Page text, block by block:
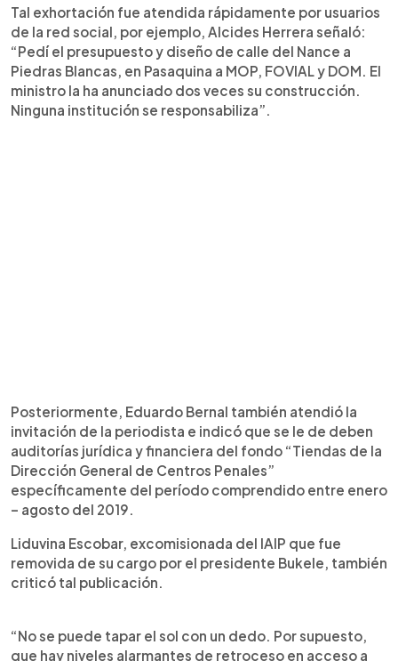
Tal exhortación fue atendida rápidamente por usuarios
de la red social, por ejemplo, Alcides Herrera señaló:
“Pedí el presupuesto y diseño de calle del Nance a
Piedras Blancas, en Pasaquina a MOP, FOVIAL y DOM. El
ministro la ha anunciado dos veces su construcción.
Ninguna institución se responsabiliza”.
Posteriormente, Eduardo Bernal también atendió la
invitación de la periodista e indicó que se le de deben
auditorías jurídica y financiera del fondo “Tiendas de la
Dirección General de Centros Penales”
específicamente del período comprendido entre enero
– agosto del 2019.
Liduvina Escobar, excomisionada del IAIP que fue
removida de su cargo por el presidente Bukele, también
criticó tal publicación.
“No se puede tapar el sol con un dedo. Por supuesto,
que hay niveles alarmantes de retroceso en acceso a